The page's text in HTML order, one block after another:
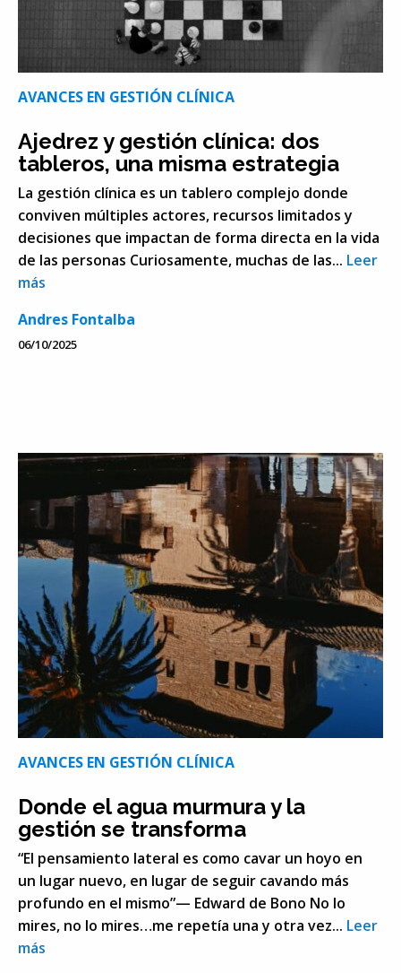
AVANCES EN GESTIÓN CLÍNICA
Ajedrez y gestión clínica: dos
tableros, una misma estrategia
La gestión clínica es un tablero complejo donde
conviven múltiples actores, recursos limitados y
decisiones que impactan de forma directa en la vida
de las personas Curiosamente, muchas de las... Leer
más
Andres Fontalba
06/10/2025
AVANCES EN GESTIÓN CLÍNICA
Donde el agua murmura y la
gestión se transforma
“El pensamiento lateral es como cavar un hoyo en
un lugar nuevo, en lugar de seguir cavando más
profundo en el mismo”— Edward de Bono No lo
mires, no lo mires…me repetía una y otra vez... Leer
más